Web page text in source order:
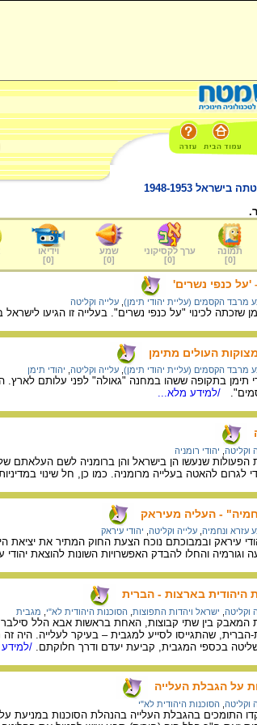
1948-1953
תמונה
[
0
]
ערך לקסיקוני
[
0
]
שמע
[
0
]
וידיאו
[
0
]
'על כנפי נשרים'
מרבד הקסמים (עליית יהודי תימן) עלייה וקליטה
לכינוי "על כנפי נשרים". בעלייה זו הגיעו לישראל בסוף שנת 1948 כ-5,000
העולים מתימן
מרבד הקסמים (עליית יהודי תימן) עלייה וקליטה יהודי תימן
תימן בתקופה ששהו במחנה "גאולה" לפני עלותם לארץ.
/למידע מלא...
וקליטה יהודי רומניה
לגרום להאטה בעלייה מרומניה. כמו כן, חל שינוי
- העליה מעיראק
עזרא ונחמיה עלייה וקליטה יהודי עיראק
וגורמיה והחלו להבדק האפשרויות השונות להוצאת יהודי
היהודית בארצות - הברית
וקליטה ישראל ויהדות התפוצות הסוכנות היהודית לא"י מגבית
בין שתי קבוצות, האחת בראשות אבא הלל סילבר
הברית, שהתגייסו לסייע למגבית – בעיקר לעלייה.
בכספי המגבית, קביעת יעדם ודרך חלוקתם.
/למידע
על הגבלת העלייה
וקליטה הסוכנות היהודית לא"י